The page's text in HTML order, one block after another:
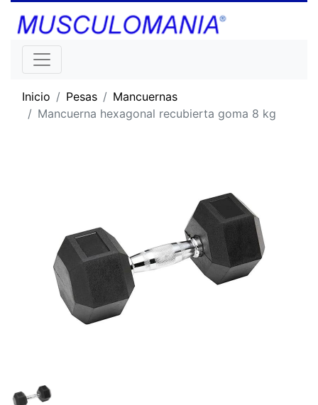
Inicio Pesas
Mancuernas
Mancuerna hexagonal recubierta goma 8 kg